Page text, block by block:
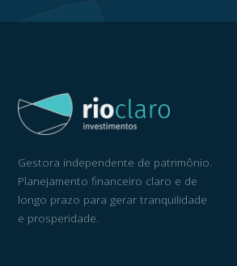
Gestora independente de patrimônio.
Planejamento financeiro claro e de
longo prazo para gerar tranquilidade
e prosperidade.